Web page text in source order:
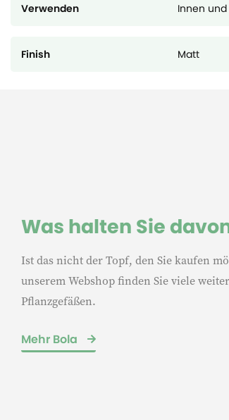
Verwenden Innen
Finish Matt
Was halten Sie
Ist das nicht der Topf, den Sie kaufen
unserem Webshop finden Sie viele
Pflanzgefäßen.
Mehr Bola